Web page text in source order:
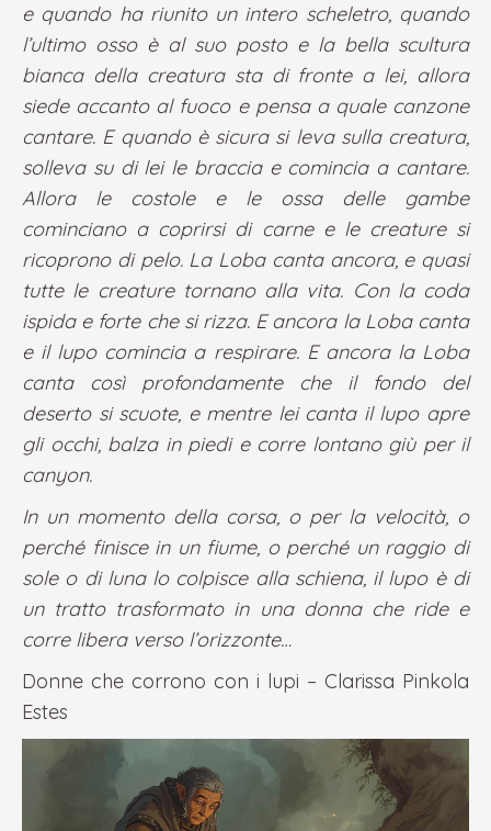
e quando ha riunito un intero scheletro, quando
l’ultimo osso è al suo posto e la bella scultura
bianca della creatura sta di fronte a lei, allora
siede accanto al fuoco e pensa a quale canzone
cantare. E quando è sicura si leva sulla creatura,
solleva su di lei le braccia e comincia a cantare.
Allora le costole e le ossa delle gambe
cominciano a coprirsi di carne e le creature si
ricoprono di pelo. La Loba canta ancora, e quasi
tutte le creature tornano alla vita. Con la coda
ispida e forte che si rizza. E ancora la Loba canta
e il lupo comincia a respirare. E ancora la Loba
canta così profondamente che il fondo del
deserto si scuote, e mentre lei canta il lupo apre
gli occhi, balza in piedi e corre lontano giù per il
canyon.
In un momento della corsa, o per la velocità, o
perché finisce in un fiume, o perché un raggio di
sole o di luna lo colpisce alla schiena, il lupo è di
un tratto trasformato in una donna che ride e
corre libera verso l’orizzonte…
Donne che corrono con i lupi – Clarissa Pinkola
Estes